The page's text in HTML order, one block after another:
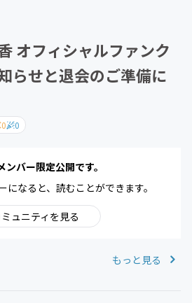
オフィシャルファンク
らせと退会のご準備に
0 0
バー限定公開です。
になると、読むことができます。
ュニティを見る
もっと見る